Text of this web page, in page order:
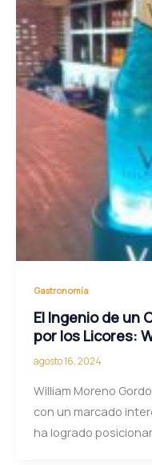
Gastronomía
El Ingenio de un
por los Licores:
agosto 16, 2024
William Moreno
con un marcado
ha logrado